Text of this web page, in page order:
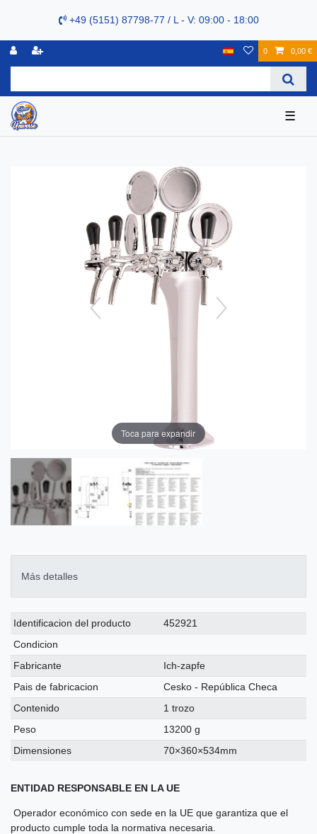
+49 (5151) 87798-77 / L - V: 09:00 - 18:00
0 0,00 €
☰
Toca para expandir
Más detalles
Ceres::Template.singleItemTechnicalDataAttribute
Ceres::Template.singleItemTechnicalDataValue
Identificacion del producto
452921
Condicion
Fabricante
Ich-zapfe
Pais de fabricacion
Cesko - República Checa
Contenido
1 trozo
Peso
13200 g
Dimensiones
70×360×534mm
ENTIDAD RESPONSABLE EN LA UE
Operador económico con sede en la UE que garantiza que el
producto cumple toda la normativa necesaria.